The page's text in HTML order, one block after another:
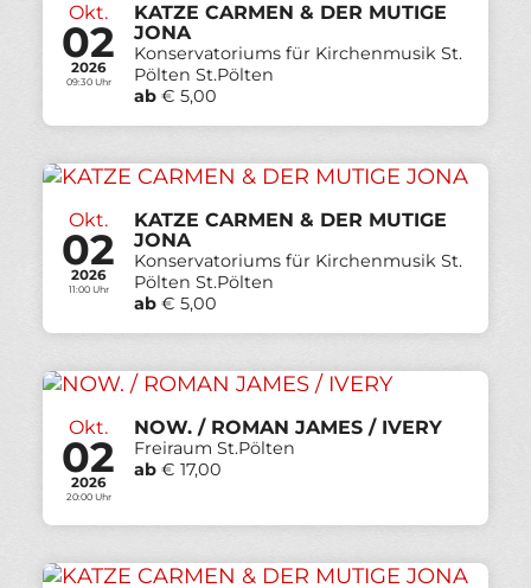
Okt.
02
2026
09:30 Uhr
KATZE CARMEN & DER MUTIGE
JONA
Konservatoriums für Kirchenmusik St.
Pölten St.Pölten
ab € 5,00
Okt.
02
2026
11:00 Uhr
KATZE CARMEN & DER MUTIGE
JONA
Konservatoriums für Kirchenmusik St.
Pölten St.Pölten
ab € 5,00
Okt.
02
2026
20:00 Uhr
NOW. / ROMAN JAMES / IVERY
Freiraum St.Pölten
ab € 17,00